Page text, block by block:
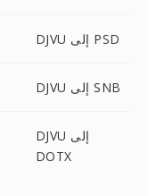
DJVU إلى PSD
DJVU إلى SNB
DJVU إلى
DOTX